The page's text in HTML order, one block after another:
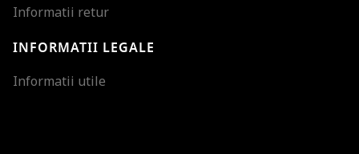
Informatii retur
INFORMATII LEGALE
Informatii utile